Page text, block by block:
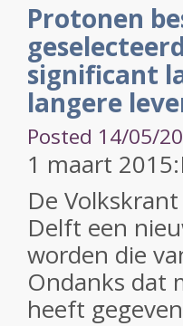
Protonen
significant
langere
Posted 14/05/
1 maart
De
Delft een
worden die
Ondanks dat
heeft